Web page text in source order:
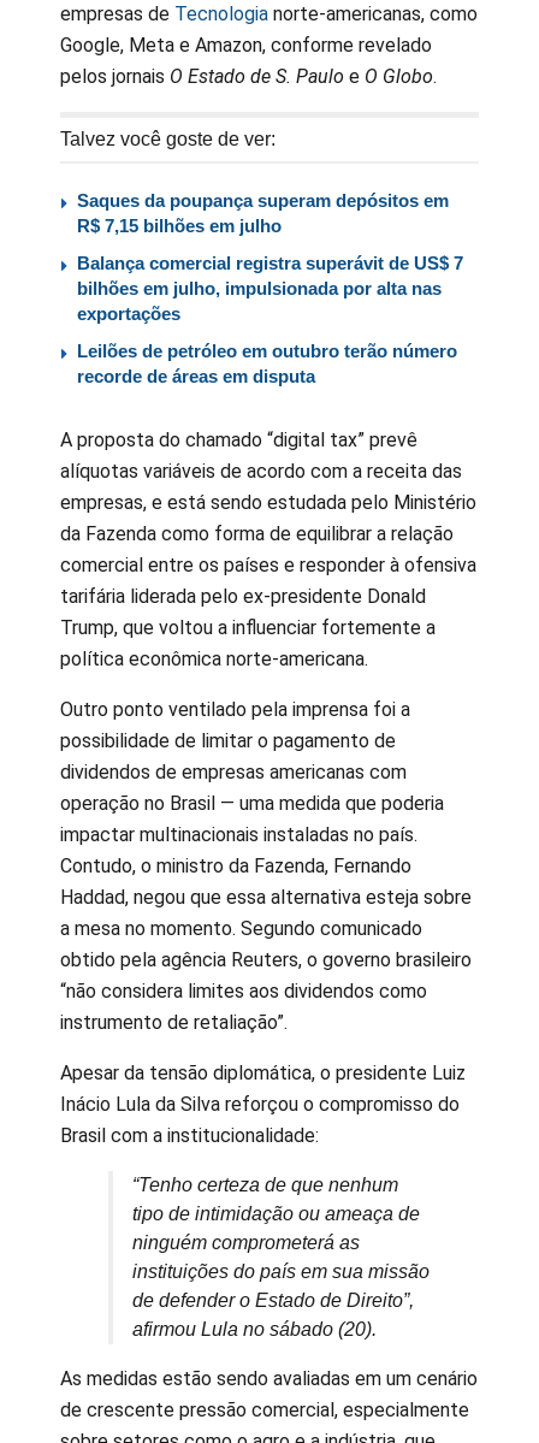
empresas de Tecnologia norte-americanas, como
Google, Meta e Amazon, conforme revelado
pelos jornais O Estado de S. Paulo e O Globo.
Talvez você goste de ver:
Saques da poupança superam depósitos em
R$ 7,15 bilhões em julho
Balança comercial registra superávit de US$ 7
bilhões em julho, impulsionada por alta nas
exportações
Leilões de petróleo em outubro terão número
recorde de áreas em disputa
A proposta do chamado “digital tax” prevê
alíquotas variáveis de acordo com a receita das
empresas, e está sendo estudada pelo Ministério
da Fazenda como forma de equilibrar a relação
comercial entre os países e responder à ofensiva
tarifária liderada pelo ex-presidente Donald
Trump, que voltou a influenciar fortemente a
política econômica norte-americana.
Outro ponto ventilado pela imprensa foi a
possibilidade de limitar o pagamento de
dividendos de empresas americanas com
operação no Brasil — uma medida que poderia
impactar multinacionais instaladas no país.
Contudo, o ministro da Fazenda, Fernando
Haddad, negou que essa alternativa esteja sobre
a mesa no momento. Segundo comunicado
obtido pela agência Reuters, o governo brasileiro
“não considera limites aos dividendos como
instrumento de retaliação”.
Apesar da tensão diplomática, o presidente Luiz
Inácio Lula da Silva reforçou o compromisso do
Brasil com a institucionalidade:
“Tenho certeza de que nenhum
tipo de intimidação ou ameaça de
ninguém comprometerá as
instituições do país em sua missão
de defender o Estado de Direito”,
afirmou Lula no sábado (20).
As medidas estão sendo avaliadas em um cenário
de crescente pressão comercial, especialmente